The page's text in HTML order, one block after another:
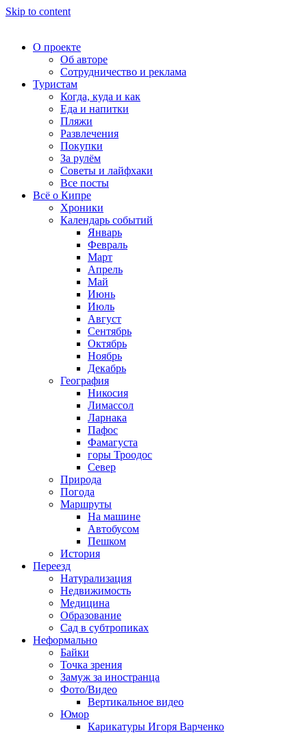
Skip to content
О проекте
Об авторе
Сотрудничество и реклама
Туристам
Когда, куда и как
Еда и напитки
Пляжи
Развлечения
Покупки
За рулём
Советы и лайфхаки
Все посты
Всё о Кипре
Хроники
Календарь событий
Январь
Февраль
Март
Апрель
Май
Июнь
Июль
Август
Сентябрь
Октябрь
Ноябрь
Декабрь
География
Никосия
Лимассол
Ларнака
Пафос
Фамагуста
горы Троодос
Север
Природа
Погода
Маршруты
На машине
Автобусом
Пешком
История
Переезд
Натурализация
Недвижимость
Медицина
Образование
Сад в субтропиках
Неформально
Байки
Точка зрения
Замуж за иностранца
Фото/Видео
Вертикальное видео
Юмор
Карикатуры Игоря Варченко